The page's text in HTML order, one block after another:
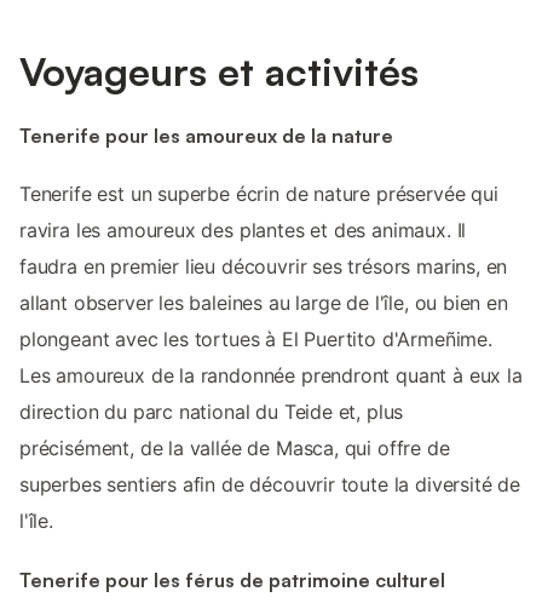
Voyageurs et activités
Tenerife pour les amoureux de la nature
Tenerife est un superbe écrin de nature préservée qui
ravira les amoureux des plantes et des animaux. Il
faudra en premier lieu découvrir ses trésors marins, en
allant observer les baleines au large de l'île, ou bien en
plongeant avec les tortues à El Puertito d'Armeñime.
Les amoureux de la randonnée prendront quant à eux la
direction du parc national du Teide et, plus
précisément, de la vallée de Masca, qui offre de
superbes sentiers afin de découvrir toute la diversité de
l'île.
Tenerife pour les férus de patrimoine culturel